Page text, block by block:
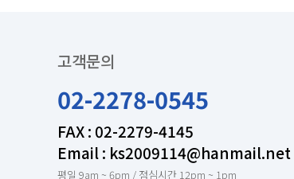
고객문의
02-2278-0545
FAX : 02-2279-4145
Email : ks2009114@hanmail.net
평일 9am ~ 6pm / 점심시간 12pm ~ 1pm